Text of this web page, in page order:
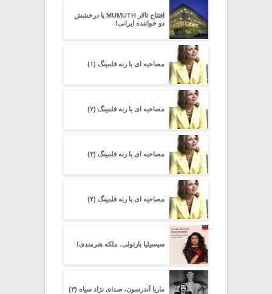
افتتاح تالار MUMUTH با درخشش
دو خواننده ایرانی!
مصاحبه ای با رنه فلمینگ (۱)
مصاحبه ای با رنه فلمینگ (۲)
مصاحبه ای با رنه فلمینگ (۳)
مصاحبه ای با رنه فلمینگ (۴)
سیسیلیا بارتولی، ملکه هنرمندی!
ماریا آندرسون، صدای نژاد سیاه (۳)